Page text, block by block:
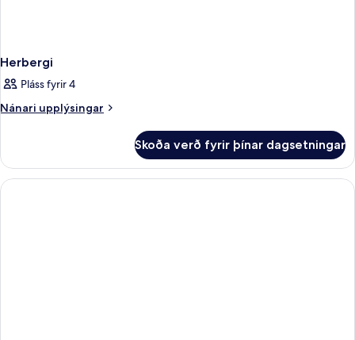
Herbergi
Pláss fyrir 4
Nánari upplýsingar
Nánari
Skoða verð fyrir þínar dagsetningar